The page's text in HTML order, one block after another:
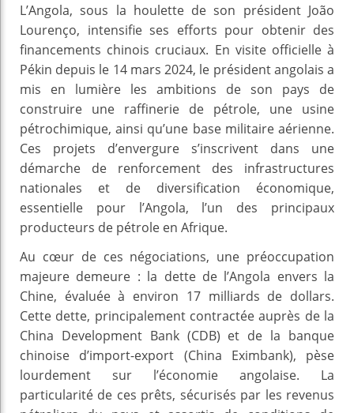
L’Angola, sous la houlette de son président João
Lourenço, intensifie ses efforts pour obtenir des
financements chinois cruciaux. En visite officielle à
Pékin depuis le 14 mars 2024, le président angolais a
mis en lumière les ambitions de son pays de
construire une raffinerie de pétrole, une usine
pétrochimique, ainsi qu’une base militaire aérienne.
Ces projets d’envergure s’inscrivent dans une
démarche de renforcement des infrastructures
nationales et de diversification économique,
essentielle pour l’Angola, l’un des principaux
producteurs de pétrole en Afrique.
Au cœur de ces négociations, une préoccupation
majeure demeure : la dette de l’Angola envers la
Chine, évaluée à environ 17 milliards de dollars.
Cette dette, principalement contractée auprès de la
China Development Bank (CDB) et de la banque
chinoise d’import-export (China Eximbank), pèse
lourdement sur l’économie angolaise. La
particularité de ces prêts, sécurisés par les revenus